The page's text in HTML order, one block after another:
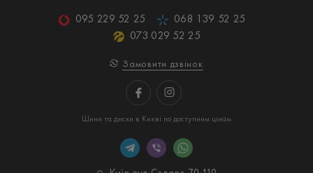
095 229 52 25
068 139 52 25
073 029 52 25
Замовити дзвінок
Шини та диски в Києві по доступним цінам